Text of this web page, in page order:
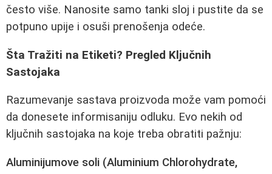
često više. Nanosite samo tanki sloj i pustite da se
potpuno upije i osuši prenošenja odeće.
Šta Tražiti na Etiketi? Pregled Ključnih
Sastojaka
Razumevanje sastava proizvoda može vam pomoći
da donesete informisaniju odluku. Evo nekih od
ključnih sastojaka na koje treba obratiti pažnju:
Aluminijumove soli (Aluminium Chlorohydrate,